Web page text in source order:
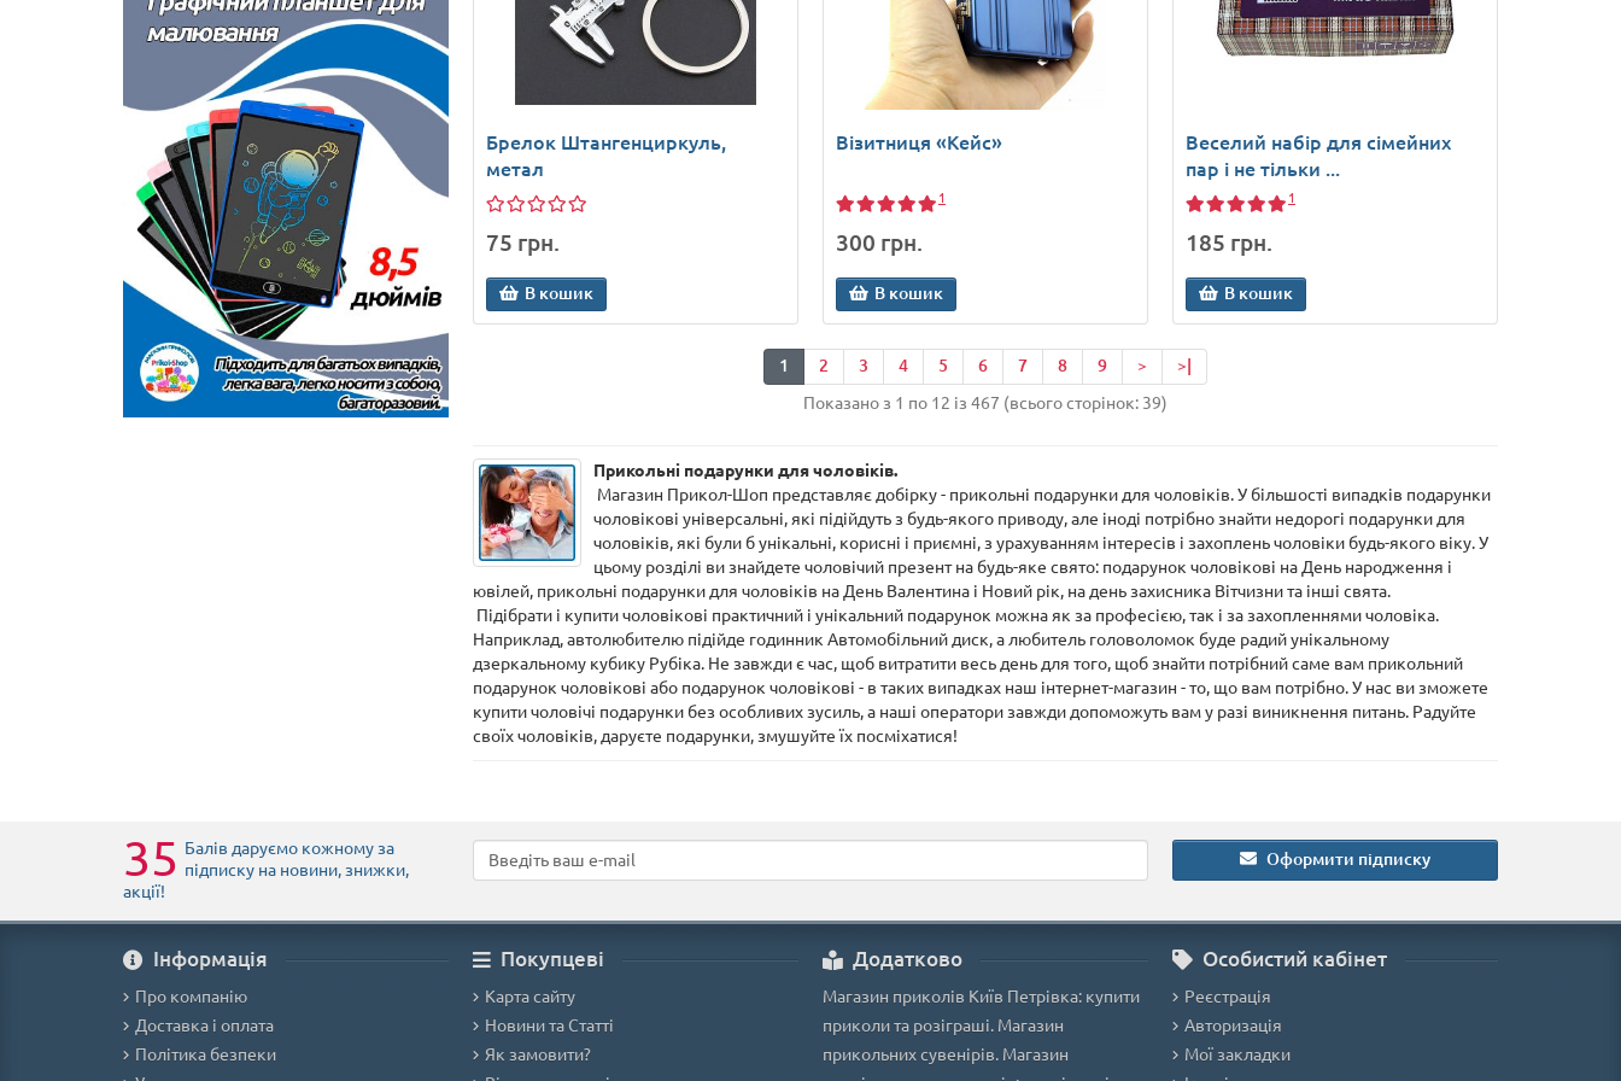
Брелок Штангенциркуль,
метал
75 грн.
В кошик
Візитниця «Кейс»
1
300 грн.
В кошик
Веселий набір для сімейних
пар і не тільки ...
1
185 грн.
В кошик
1 2 3 4 5 6 7 8 9 >
>|
Показано з 1 по 12 із 467 (всього сторінок: 39)
Прикольні подарунки для чоловіків.
Магазин Прикол-Шоп представляє добірку - прикольні подарунки для чоловіків. У більшості випадків подарунки
чоловікові універсальні, які підійдуть з будь-якого приводу, але іноді потрібно знайти недорогі подарунки для
чоловіків, які були б унікальні, корисні і приємні, з урахуванням інтересів і захоплень чоловіки будь-якого віку. У
цьому розділі ви знайдете чоловічий презент на будь-яке свято: подарунок чоловікові на День народження і
ювілей, прикольні подарунки для чоловіків на День Валентина і Новий рік, на день захисника Вітчизни та інші свята.
Підібрати і купити чоловікові практичний і унікальний подарунок можна як за професією, так і за захопленнями чоловіка.
Наприклад, автолюбителю підійде годинник Автомобільний диск, а любитель головоломок буде радий унікальному
дзеркальному кубику Рубіка. Не завжди є час, щоб витратити весь день для того, щоб знайти потрібний саме вам прикольний
подарунок чоловікові або подарунок чоловікові - в таких випадках наш інтернет-магазин - то, що вам потрібно. У нас ви зможете
купити чоловічі подарунки без особливих зусиль, а наші оператори завжди допоможуть вам у разі виникнення питань. Радуйте
своїх чоловіків, даруєте подарунки, змушуйте їх посміхатися!
35 Балів даруємо кожному за
підписку на новини, знижки,
акції!
Оформити підписку
Iнформація
Про компанію
Доставка і оплата
Політика безпеки
Покупцеві
Карта сайту
Новини та Статті
Як замовити?
Додатково
Магазин приколів Київ Петрівка: купити
приколи та розіграші. Магазин
прикольних сувенірів. Магазин
Особистий кабінет
Реєстрація
Авторизація
Мої закладки